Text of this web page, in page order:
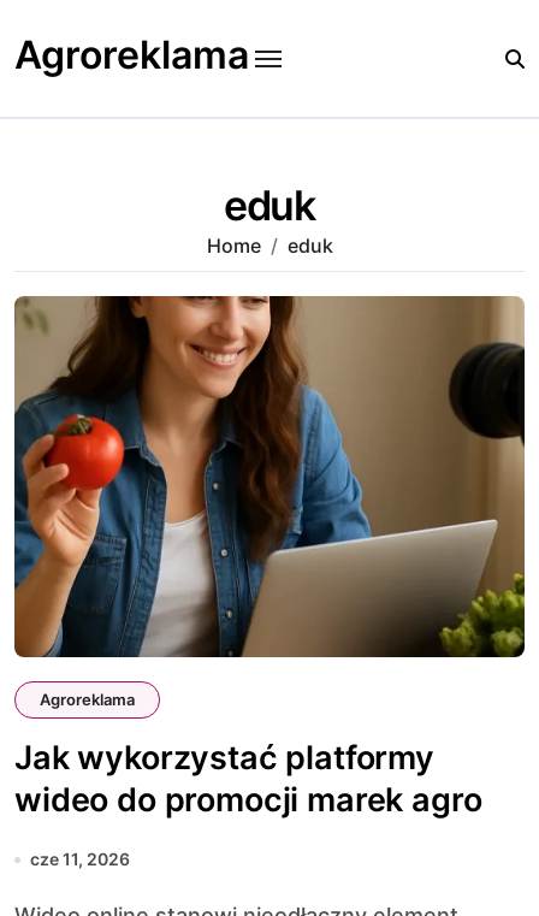
content
Agroreklama
eduk
Home eduk
Agroreklama
Jak wykorzystać platformy
wideo do promocji marek agro
cze 11, 2026